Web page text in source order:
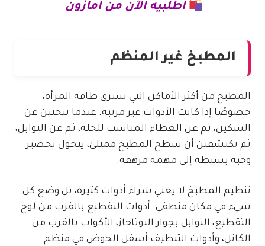
اطلبيه الآن من أمازون
المطبخ غير المنظم
المطبخ من أكثر الأماكن التي تسرق طاقة المرأة،
خصوصًا إذا كانت الأدوات غير مرتبة. عندما تبحثين عن
السكين، ثم عن الغطاء المناسب للحلة، ثم عن التوابل،
ثم تكتشفين أن سطح المطبخ ممتلئ، يتحول تحضير
وجبة بسيطة إلى مهمة مرهقة.
تنظيم المطبخ لا يعني شراء أدوات كثيرة، بل وضع كل
شيء في مكان منطقي. أدوات التقطيع بالقرب من لوح
التقطيع، التوابل بجوار البوتاجاز، الأكواب بالقرب من
الكاتل، وأدوات التنظيف أسفل الحوض في منظم